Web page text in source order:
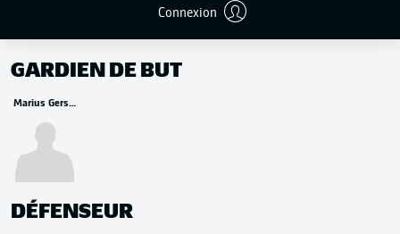
Connexion
REMPLAÇANTS
GARDIEN DE BUT
Marius Gersbeck
DÉFENSEUR